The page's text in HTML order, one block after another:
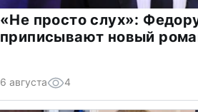
«Не просто слух»:
приписывают новый
6 августа 4